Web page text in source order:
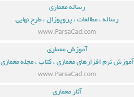
رساله معماری
رساله ، مطالعات ، پروپوزال ، طرح نهایی
www.ParsaCad.com
آموزش معماری
آموزش نرم افزارهای معماری ، کتاب ، مجله معماری
www.ParsaCad.com
آثار معماری